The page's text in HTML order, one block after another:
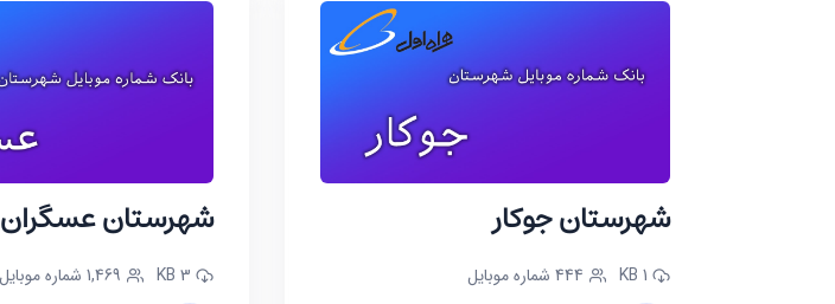
شهرستان جوکار
1 KB
444 شماره موبایل
شهرستان عسگران
3 KB
1,469 شماره موبایل